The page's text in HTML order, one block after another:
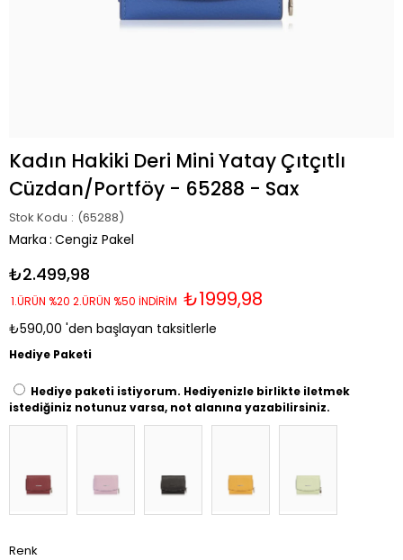
Kadın Hakiki Deri Mini Yatay Çıtçıtlı
Cüzdan/Portföy - 65288 - Sax
Stok Kodu (65288)
Marka : Cengiz Pakel
₺2.499,98
1.ÜRÜN %20 2.ÜRÜN %50 İNDİRİM ₺1999,98
₺590,00 'den başlayan taksitlerle
Hediye Paketi
Hediye paketi istiyorum. Hediyenizle birlikte iletmek
istediğiniz notunuz varsa, not alanına yazabilirsiniz.
Renk